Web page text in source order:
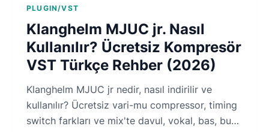
PLUGIN/VST
Klanghelm MJUC jr. Nasıl
Kullanılır? Ücretsiz Kompresör
VST Türkçe Rehber (2026)
Klanghelm MJUC jr nedir, nasıl indirilir ve
kullanılır? Ücretsiz vari-mu compressor, timing
switch farkları ve mix'te davul, vokal, bas, bus